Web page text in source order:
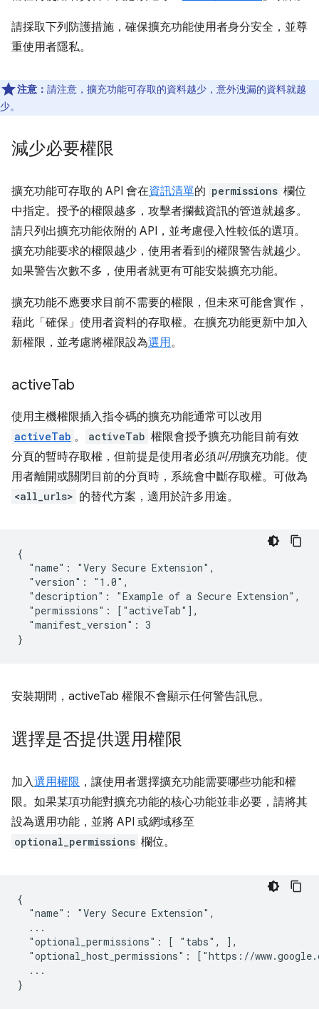
請採取下列防護措施，確保擴充功能使用者身分安全，並尊
重使用者隱私。
注意： 請注意，擴充功能可存取的資料越少，意外洩漏的資料就越
少。
減少必要權限
擴充功能可存取的 API 會在資訊清單的 permissions 欄位
中指定。授予的權限越多，攻擊者攔截資訊的管道就越多。
請只列出擴充功能依附的 API，並考慮侵入性較低的選項。
擴充功能要求的權限越少，使用者看到的權限警告就越少。
如果警告次數不多，使用者就更有可能安裝擴充功能。
擴充功能不應要求目前不需要的權限，但未來可能會實作，
藉此「確保」使用者資料的存取權。在擴充功能更新中加入
新權限，並考慮將權限設為選用。
activeTab
使用主機權限插入指令碼的擴充功能通常可以改用
activeTab 。 activeTab 權限會授予擴充功能目前有效
分頁的暫時存取權，但前提是使用者必須叫用擴充功能。使
用者離開或關閉目前的分頁時，系統會中斷存取權。可做為
<all_urls> 的替代方案，適用於許多用途。
{
  "name": "Very Secure Extension",
  "version": "1.0",
  "description": "Example of a Secure Extension",
  "permissions": ["activeTab"],
  "manifest_version": 3
安裝期間，activeTab 權限不會顯示任何警告訊息。
選擇是否提供選用權限
加入選用權限 ，讓使用者選擇擴充功能需要哪些功能和權
限。如果某項功能對擴充功能的核心功能並非必要，請將其
設為選用功能，並將 API 或網域移至
optional_permissions 欄位。
{
  "name": "Very Secure Extension",
  ...
  "optional_permissions": [ "tabs", ],
"optional_host_permissions": ["https://
  ...